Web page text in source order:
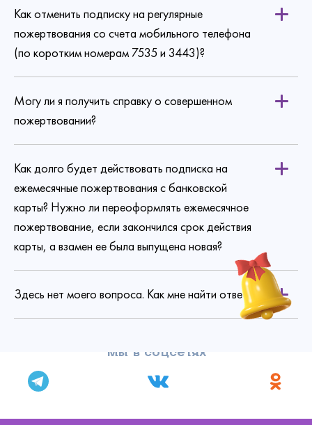
Как отменить подписку на регулярные
пожертвования со счета мобильного телефона
(по коротким номерам 7535 и 3443)?
Могу ли я получить справку о совершенном
пожертвовании?
Как долго будет действовать подписка на
ежемесячные пожертвования с банковской
карты? Нужно ли переоформлять ежемесячное
пожертвование, если закончился срок действия
карты, а взамен ее была выпущена новая?
Здесь нет моего вопроса. Как мне найти ответ?
Мы в соцсетях